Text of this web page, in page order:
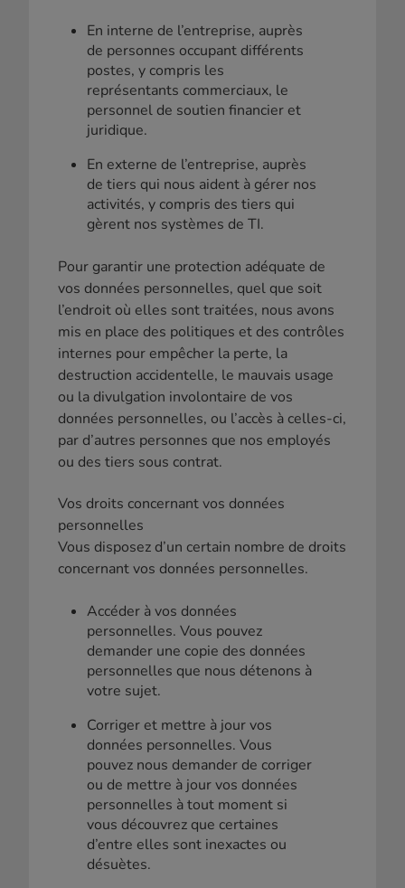
En interne de l’entreprise, auprès
de personnes occupant différents
postes, y compris les
représentants commerciaux, le
personnel de soutien financier et
juridique.
En externe de l’entreprise, auprès
de tiers qui nous aident à gérer nos
activités, y compris des tiers qui
gèrent nos systèmes de TI.
Pour garantir une protection adéquate de
vos données personnelles, quel que soit
l’endroit où elles sont traitées, nous avons
mis en place des politiques et des contrôles
internes pour empêcher la perte, la
destruction accidentelle, le mauvais usage
ou la divulgation involontaire de vos
données personnelles, ou l’accès à celles-ci,
par d’autres personnes que nos employés
ou des tiers sous contrat.
Vos droits concernant vos données
personnelles
Vous disposez d’un certain nombre de droits
concernant vos données personnelles.
Accéder à vos données
personnelles. Vous pouvez
demander une copie des données
personnelles que nous détenons à
votre sujet.
Corriger et mettre à jour vos
données personnelles. Vous
pouvez nous demander de corriger
ou de mettre à jour vos données
personnelles à tout moment si
vous découvrez que certaines
d’entre elles sont inexactes ou
désuètes.